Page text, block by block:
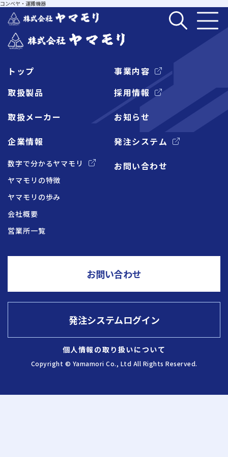
事業内容
取扱製品
取扱メーカー
採用情報
発注システムログイン
コンベヤ・運搬機器
トップ
企業情報
数字で分かるヤマモリ
ヤマモリの特徴
ヤマモリの歩み
会社概要
営業所一覧
事業内容
取扱製品
取扱メーカー
採用情報
お知らせ
発注システム
お問い合わせ
個人情報の取り扱いについて
Copyright © Yamamori Co., Ltd All Rights Reserved.
お問い合わせ
発注システムログイン